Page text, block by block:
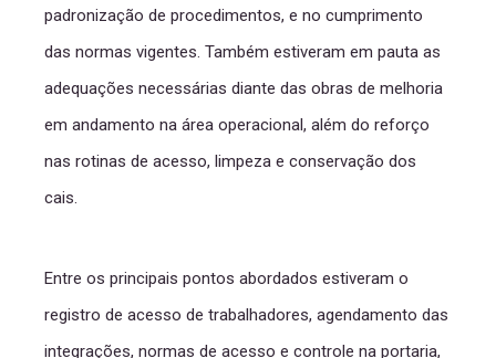
padronização de procedimentos, e no cumprimento
das normas vigentes. Também estiveram em pauta as
adequações necessárias diante das obras de melhoria
em andamento na área operacional, além do reforço
nas rotinas de acesso, limpeza e conservação dos
cais.
Entre os principais pontos abordados estiveram o
registro de acesso de trabalhadores, agendamento das
integrações, normas de acesso e controle na portaria,